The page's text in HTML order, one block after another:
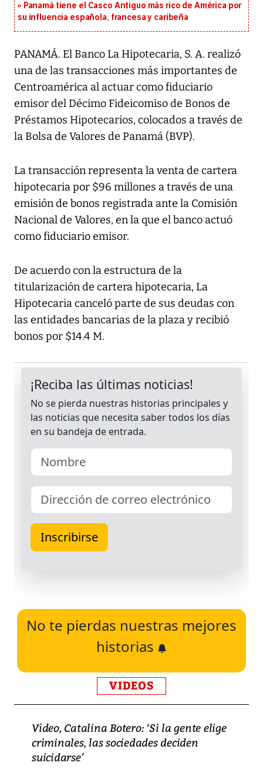
Panamá tiene el Casco Antiguo más rico de América por
su influencia española, francesa y caribeña
PANAMÁ. El Banco La Hipotecaria, S. A. realizó
una de las transacciones más importantes de
Centroamérica al actuar como fiduciario
emisor del Décimo Fideicomiso de Bonos de
Préstamos Hipotecarios, colocados a través de
la Bolsa de Valores de Panamá (BVP).
La transacción representa la venta de cartera
hipotecaria por $96 millones a través de una
emisión de bonos registrada ante la Comisión
Nacional de Valores, en la que el banco actuó
como fiduciario emisor.
De acuerdo con la estructura de la
titularización de cartera hipotecaria, La
Hipotecaria canceló parte de sus deudas con
las entidades bancarias de la plaza y recibió
bonos por $14.4 M.
No te pierdas nuestras mejores
historias
VIDEOS
Video, Catalina Botero: ‘Si la gente elige
criminales, las sociedades deciden
suicidarse’